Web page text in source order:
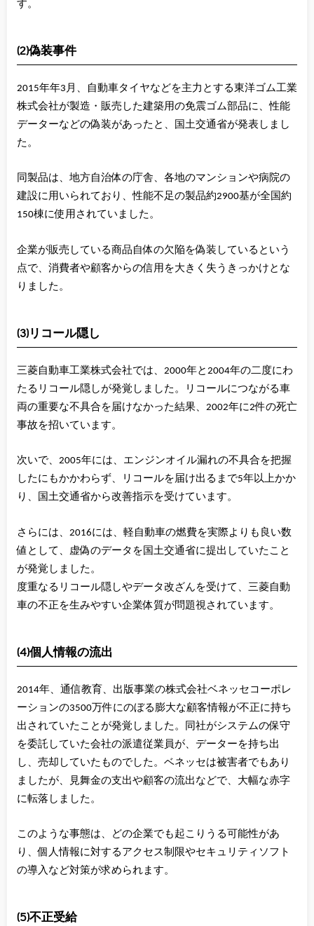
す。
(2)偽装事件
2015年年3月、自動車タイヤなどを主力とする東洋ゴム工業
株式会社が製造・販売した建築用の免震ゴム部品に、性能
データーなどの偽装があったと、国土交通省が発表しまし
た。
同製品は、地方自治体の庁舎、各地のマンションや病院の
建設に用いられており、性能不足の製品約2900基が全国約
150棟に使用されていました。
企業が販売している商品自体の欠陥を偽装しているという
点で、消費者や顧客からの信用を大きく失うきっかけとな
りました。
(3)リコール隠し
三菱自動車工業株式会社では、2000年と2004年の二度にわ
たるリコール隠しが発覚しました。リコールにつながる車
両の重要な不具合を届けなかった結果、2002年に2件の死亡
事故を招いています。
次いで、2005年には、エンジンオイル漏れの不具合を把握
したにもかかわらず、リコールを届け出るまで5年以上かか
り、国土交通省から改善指示を受けています。
さらには、2016には、軽自動車の燃費を実際よりも良い数
値として、虚偽のデータを国土交通省に提出していたこと
が発覚しました。
度重なるリコール隠しやデータ改ざんを受けて、三菱自動
車の不正を生みやすい企業体質が問題視されています。
(4)個人情報の流出
2014年、通信教育、出版事業の株式会社ベネッセコーポレ
ーションの3500万件にのぼる膨大な顧客情報が不正に持ち
出されていたことが発覚しました。同社がシステムの保守
を委託していた会社の派遣従業員が、データーを持ち出
し、売却していたものでした。 ベネッセは被害者でもあり
ましたが、見舞金の支出や顧客の流出などで、大幅な赤字
に転落しました。
このような事態は、どの企業でも起こりうる可能性があ
り、個人情報に対するアクセス制限やセキュリティソフト
の導入など対策が求められます。
(5)不正受給